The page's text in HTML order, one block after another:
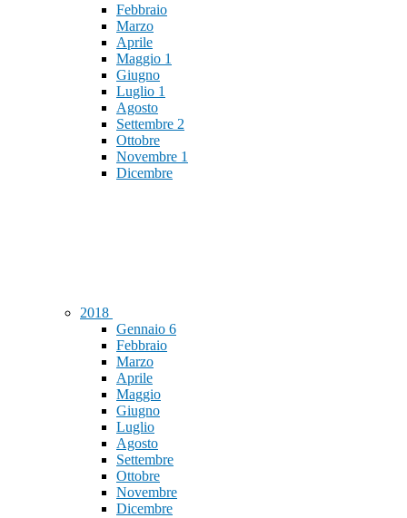
Febbraio
Marzo
Aprile
Maggio 1
Giugno
Luglio 1
Agosto
Settembre 2
Ottobre
Novembre 1
Dicembre
2018
Gennaio 6
Febbraio
Marzo
Aprile
Maggio
Giugno
Luglio
Agosto
Settembre
Ottobre
Novembre
Dicembre